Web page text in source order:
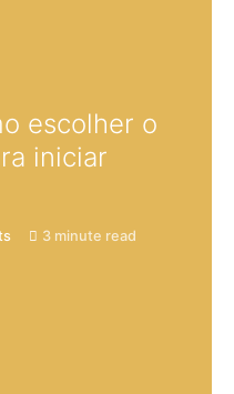
escolher o
iniciar
3 minute read